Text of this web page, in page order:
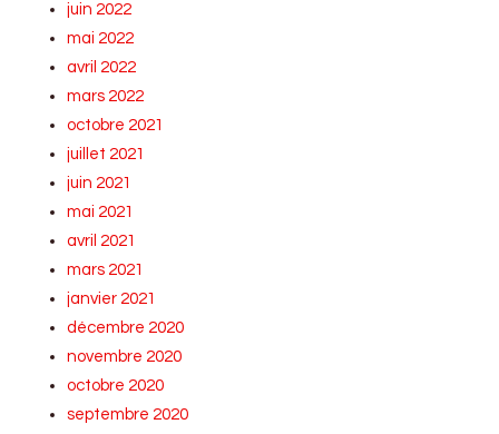
juin 2022
mai 2022
avril 2022
mars 2022
octobre 2021
juillet 2021
juin 2021
mai 2021
avril 2021
mars 2021
janvier 2021
décembre 2020
novembre 2020
octobre 2020
septembre 2020